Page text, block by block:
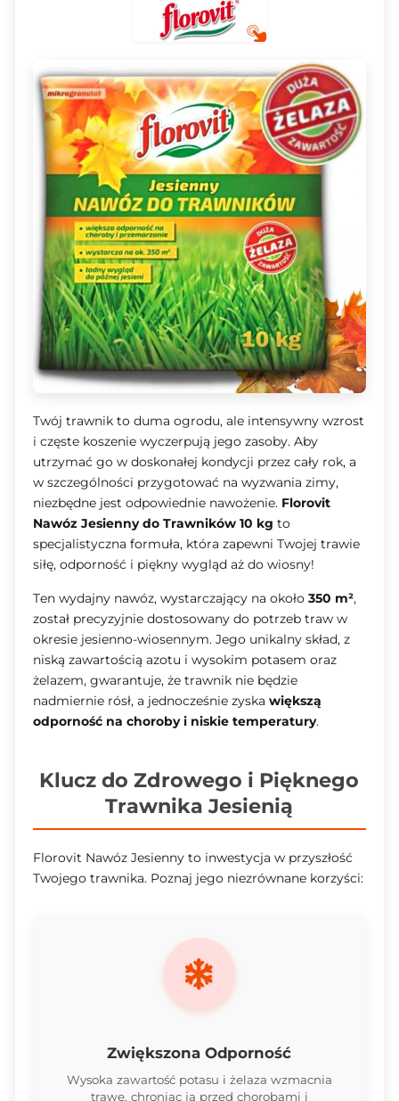
Twój trawnik to duma ogrodu, ale intensywny wzrost
i częste koszenie wyczerpują jego zasoby. Aby
utrzymać go w doskonałej kondycji przez cały rok, a
w szczególności przygotować na wyzwania zimy,
niezbędne jest odpowiednie nawożenie. Florovit
Nawóz Jesienny do Trawników 10 kg to
specjalistyczna formuła, która zapewni Twojej trawie
siłę, odporność i piękny wygląd aż do wiosny!
Ten wydajny nawóz, wystarczający na około 350 m²,
został precyzyjnie dostosowany do potrzeb traw w
okresie jesienno-wiosennym. Jego unikalny skład, z
niską zawartością azotu i wysokim potasem oraz
żelazem, gwarantuje, że trawnik nie będzie
nadmiernie rósł, a jednocześnie zyska większą
odporność na choroby i niskie temperatury.
Klucz do Zdrowego i Pięknego
Trawnika Jesienią
Florovit Nawóz Jesienny to inwestycja w przyszłość
Twojego trawnika. Poznaj jego niezrównane korzyści:
Zwiększona Odporność
Wysoka zawartość potasu i żelaza wzmacnia
trawę, chroniąc ją przed chorobami i